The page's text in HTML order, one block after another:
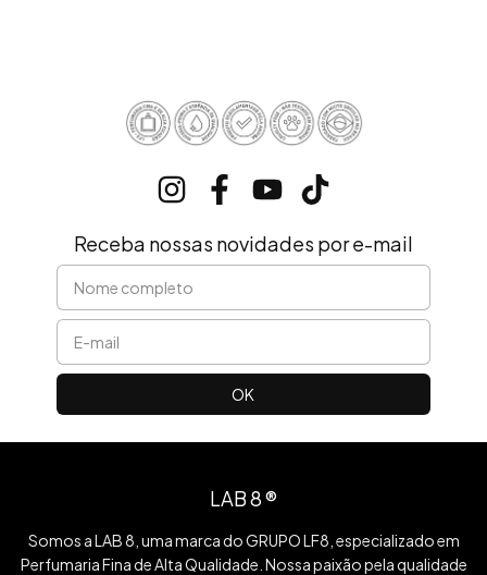
Receba nossas novidades por e-mail
LAB 8 ®
Somos a LAB 8, uma marca do GRUPO LF8, especializado em
Perfumaria Fina de Alta Qualidade. Nossa paixão pela qualidade